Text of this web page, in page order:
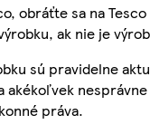
obráťte sa na Tesco
ak nie je
sú pravidelne
akékoľvek
práva.